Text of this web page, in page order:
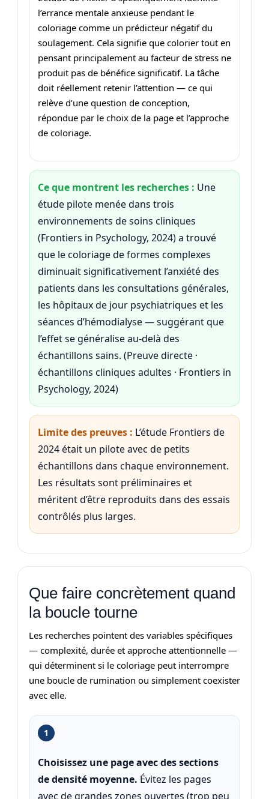
l’errance mentale anxieuse pendant le
coloriage comme un prédicteur négatif du
soulagement. Cela signifie que colorier tout en
pensant principalement au facteur de stress ne
produit pas de bénéfice significatif. La tâche
doit réellement retenir l’attention — ce qui
relève d’une question de conception,
répondue par le choix de la page et l’approche
de coloriage.
Ce que montrent les recherches : Une
étude pilote menée dans trois
environnements de soins cliniques
(Frontiers in Psychology, 2024) a trouvé
que le coloriage de formes complexes
diminuait significativement l’anxiété des
patients dans les consultations générales,
les hôpitaux de jour psychiatriques et les
séances d’hémodialyse — suggérant que
l’effet se généralise au-delà des
échantillons sains. (Preuve directe ·
échantillons cliniques adultes · Frontiers in
Psychology, 2024)
Limite des preuves : L’étude Frontiers de
2024 était un pilote avec de petits
échantillons dans chaque environnement.
Les résultats sont préliminaires et
méritent d’être reproduits dans des essais
contrôlés plus larges.
Que faire concrètement quand
la boucle tourne
Les recherches pointent des variables spécifiques
— complexité, durée et approche attentionnelle —
qui déterminent si le coloriage peut interrompre
une boucle de rumination ou simplement coexister
avec elle.
1
Choisissez une page avec des sections
de densité moyenne. Évitez les pages
avec de grandes zones ouvertes (trop peu